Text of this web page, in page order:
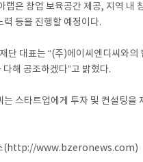
랩은 창업 보육공간 제공, 지역 내
력 등을 진행할 예정이다.
단 대표는 “(주)에이씨엔디씨와
해 공조하겠다”고 밝혔다.
는 스타트업에게 투자 및 컨설팅
(http://www.bzeronews.com)